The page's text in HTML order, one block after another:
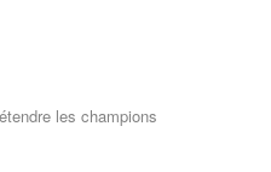
les champions